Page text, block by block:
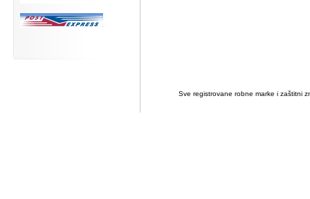
Sve registrovane robne marke i zaštitni